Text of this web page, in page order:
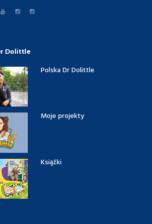
Dolittle
Polska Dr Dolittle
Moje projekty
Książki